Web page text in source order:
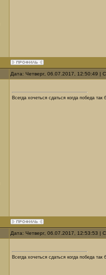
Дата: Четверг, 06.07.2017, 12:50:49 |
Всегда хочеться сдаться когда победа так
Дата: Четверг, 06.07.2017, 12:53:53 |
Всегда хочеться сдаться когда победа так